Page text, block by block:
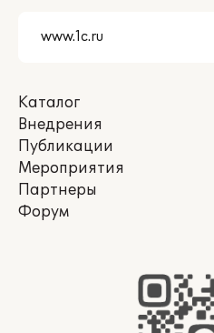
Каталог
Внедрения
Публикации
Мероприятия
Партнеры
Форум